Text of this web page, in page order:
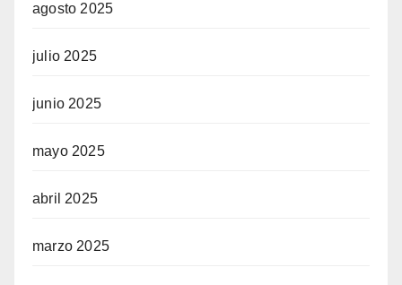
agosto 2025
julio 2025
junio 2025
mayo 2025
abril 2025
marzo 2025